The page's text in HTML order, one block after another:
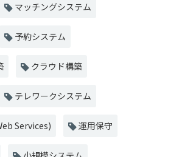
マッチングシステム
予約システム
クラウド構築
テレワークシステム
Services) 運用保守